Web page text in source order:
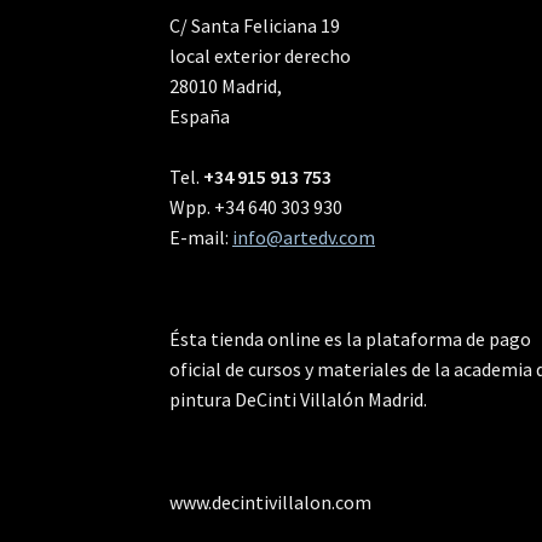
C/ Santa Feliciana 19
local exterior derecho
28010 Madrid,
España
Tel. +34 915 913 753
Wpp. +34 640 303 930
E-mail: info@artedv.com
Ésta tienda online es la plataforma de pago
oficial de cursos y materiales de la academia
pintura DeCinti Villalón Madrid.
www.decintivillalon.com